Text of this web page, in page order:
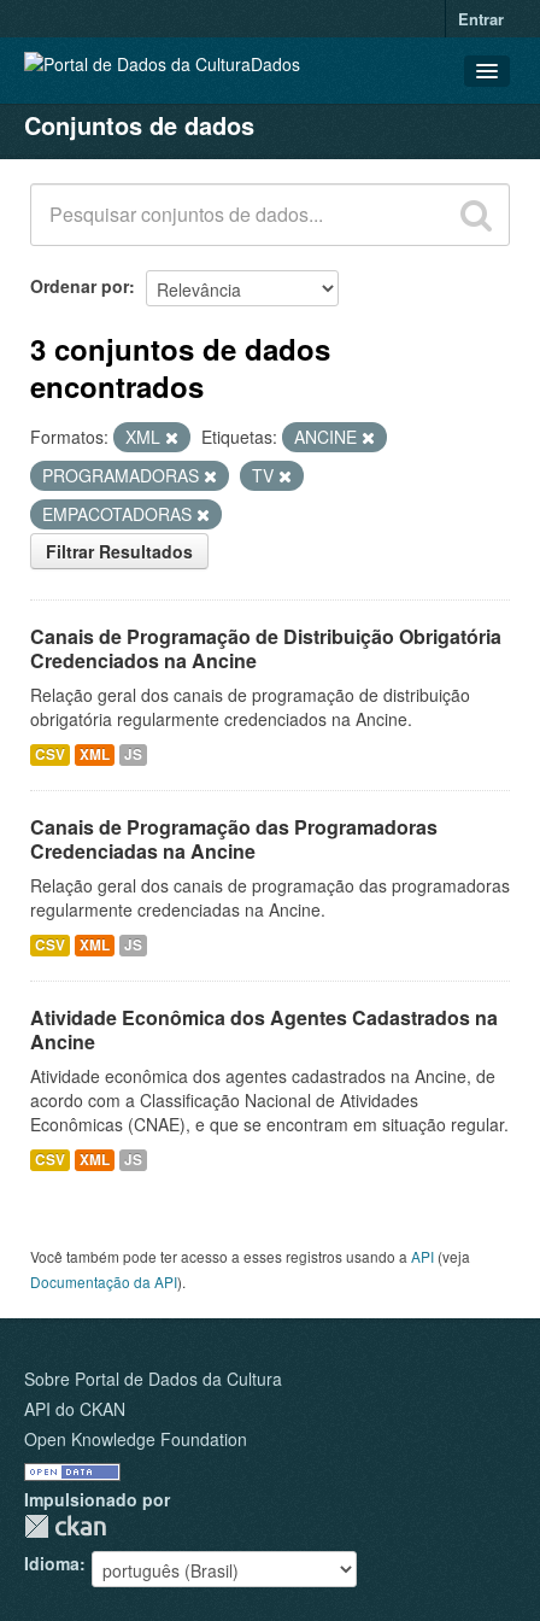
Entrar
CONJUNTOS DE DADOS
ORGANIZAÇÕES
GRUPOS
SOBRE
Conjuntos de dados
Ordenar por
3 conjuntos de dados
encontrados
Formatos: XML Etiquetas:
ANCINE
PROGRAMADORAS
TV
EMPACOTADORAS
Filtrar Resultados
Canais de Programação de Distribuição Obrigatória
Credenciados na Ancine
Relação geral dos canais de programação de distribuição
obrigatória regularmente credenciados na Ancine.
CSV XML JS
Canais de Programação das Programadoras
Credenciadas na Ancine
Relação geral dos canais de programação das programadoras
regularmente credenciadas na Ancine.
CSV XML JS
Atividade Econômica dos Agentes Cadastrados na
Ancine
Atividade econômica dos agentes cadastrados na Ancine, de
acordo com a Classificação Nacional de Atividades
Econômicas (CNAE), e que se encontram em situação regular.
CSV XML JS
Você também pode ter acesso a esses registros usando a API (veja
Documentação da API).
Sobre Portal de Dados da Cultura
API do CKAN
Open Knowledge Foundation
Impulsionado por
Idioma